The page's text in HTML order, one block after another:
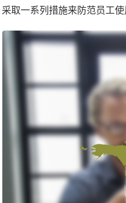
采取一系列措施来防范员工